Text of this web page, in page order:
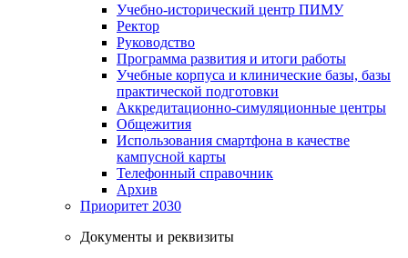
Учебно-исторический центр ПИМУ
Ректор
Руководство
Программа развития и итоги работы
Учебные корпуса и клинические базы, базы
практической подготовки
Аккредитационно-симуляционные центры
Общежития
Использования смартфона в качестве
кампусной карты
Телефонный справочник
Архив
Приоритет 2030
Документы и реквизиты